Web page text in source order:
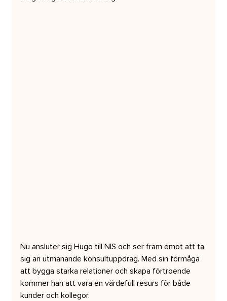
Nu ansluter sig Hugo till NIS och ser fram emot att ta
sig an utmanande konsultuppdrag. Med sin förmåga
att bygga starka relationer och skapa förtroende
kommer han att vara en värdefull resurs för både
kunder och kollegor.